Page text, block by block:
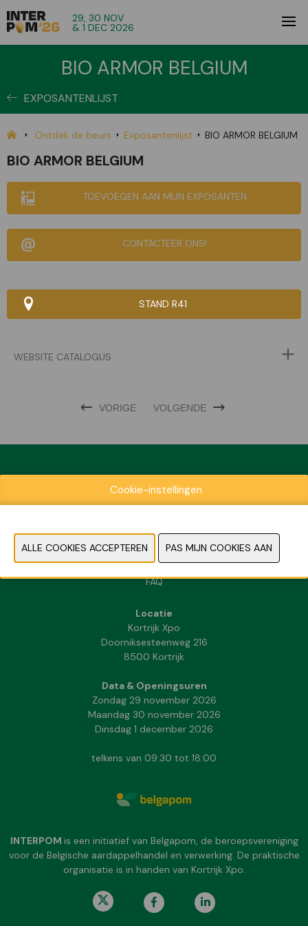
29, 30 NOV
& 1 DEC 2026
BIO ARMOR BELGIUM
EXPOSANTENLIJST
Ontdek de beurs Exposantenlijst BIO ARMOR BELGIUM
BIO ARMOR BELGIUM
TOEVOEGEN AAN MIJN EXPOSANTEN
CONTACTEER ONS!
STAND R41
WEBSITE CATALOGUS
VORIGE VOLGENDE
Exposantenlijst
Contact
Pers- en beeldmateriaal
FAQ
Locatie
Kortrijk Xpo
Doorniksesteenweg 216
8500 Kortrijk
Data & Openingsuren
Zondag 29 november 2026
Maandag 30 november 2026
Dinsdag 1 december 2026
telkens van 09:30 tot 18:00
INTERPOM is een initiatief van Belgapom, de beroepsvereniging
voor de Belgische aardappelhandel en verwerking. De praktische
organisatie is in handen van Kortrijk Xpo.
Cookie-instellingen